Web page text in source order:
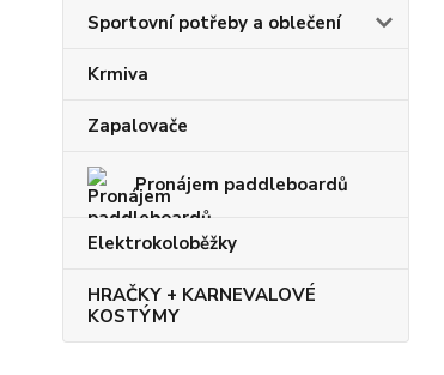
Sportovní potřeby a oblečení
Krmiva
Zapalovače
Pronájem paddleboardů
Elektrokoloběžky
HRAČKY + KARNEVALOVÉ
KOSTÝMY